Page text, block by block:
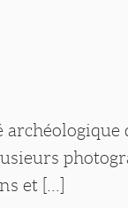
et [...]